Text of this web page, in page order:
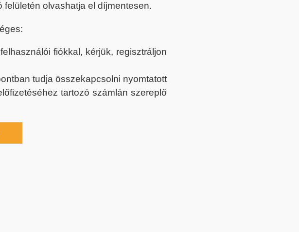
olvashatja el díjmentesen.
fiókkal, kérjük, regisztráljon
tudja összekapcsolni nyomtatott
tartozó számlán szereplő